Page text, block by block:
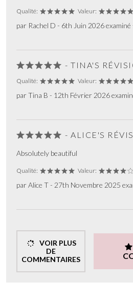
Qualité: Valeur:
par Rachel D - 6th Juin 2026
- TINA'S
Qualité: Valeur:
par Tina B - 12th Février 2026
- ALICE'S
Absolutely beautiful
Qualité: Valeur:
par Alice T - 27th Novembre 2025
VOIR PLUS
DE
COMMENTAIRES